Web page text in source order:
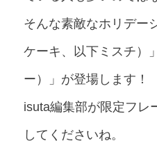
そんな素敵なホリデー
ケーキ、以下ミスチ）
ー）」が登場します！
isuta編集部が限定フレ
してくださいね。